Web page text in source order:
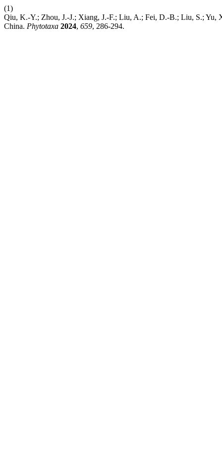
(1)
Qiu, K.-Y.; Zhou, J.-J.; Xiang, J.-F.; Liu, A.; Fei, D.-B.; Liu, S.; Yu,
China. Phytotaxa 2024, 659, 286-294.